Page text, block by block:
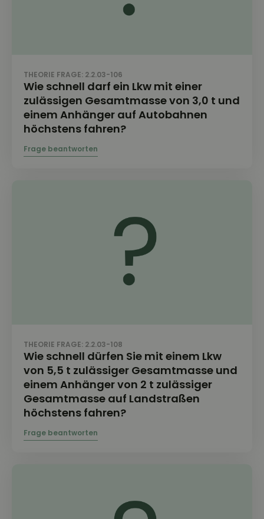
THEORIE FRAGE: 2.2.03-106
Wie schnell darf ein Lkw mit einer
zulässigen Gesamtmasse von 3,0 t und
einem Anhänger auf Autobahnen
höchstens fahren?
THEORIE FRAGE: 2.2.03-108
Wie schnell dürfen Sie mit einem Lkw
von 5,5 t zulässiger Gesamtmasse und
einem Anhänger von 2 t zulässiger
Gesamtmasse auf Landstraßen
höchstens fahren?